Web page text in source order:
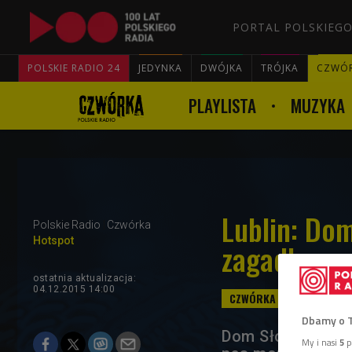
PORTAL
POLSKIE RADIO 24 JEDYNKA DWÓJKA TRÓJKA
PLAYLISTA MUZYKA
Polskie Radio
Czwórka
Hotspot
Lublin:
zagadka
ostatnia aktualizacja:
04.12.2015 14:00
Dom Słów, a
Dbamy o
My i nasi 5